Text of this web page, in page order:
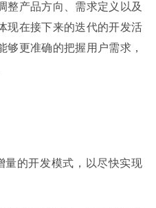
整产品方向、需求定义以及
现在接下来的迭代的开发活
够更准确的把握用户需求，
量的开发模式，以尽快实现